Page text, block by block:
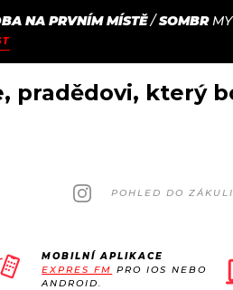
NA PRVNÍM MÍSTĚ/SOMBR
pradědovi, který
POHLED DO
MOBILNÍ APLIKACE
EXPRES FM PRO IOS NEBO
ANDROID.